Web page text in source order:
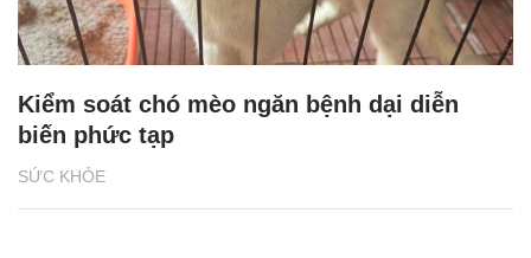
SỨC KHỎE
Kiểm soát chó mèo ngăn bệnh dại diễn
biến phức tạp